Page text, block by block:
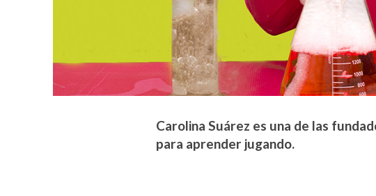
Carolina Suárez es una de las
para aprender jugando.